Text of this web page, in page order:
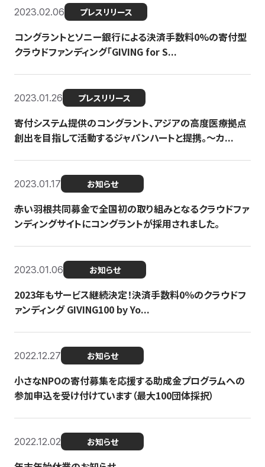
2023.02.06 プレスリリース
コングラントとソニー銀行による決済手数料0%の寄付型
クラウドファンディング「GIVING for S...
2023.01.26 プレスリリース
寄付システム提供のコングラント、アジアの高度医療拠点
創出を目指して活動するジャパンハートと提携。〜カ...
2023.01.17 お知らせ
赤い羽根共同募金で全国初の取り組みとなるクラウドファ
ンディングサイトにコングラントが採用されました。
2023.01.06 お知らせ
2023年もサービス継続決定！決済手数料0％のクラウドフ
ァンディング GIVING100 by Yo...
2022.12.27 お知らせ
小さなNPOの寄付募集を応援する助成金プログラムへの
参加申込を受け付けています（最大100団体採択）
2022.12.02 お知らせ